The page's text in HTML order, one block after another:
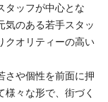
タッフが中心とな
気のある若手スタッ
クオリティーの高い
さや個性を前面に押
々な形で、街づく